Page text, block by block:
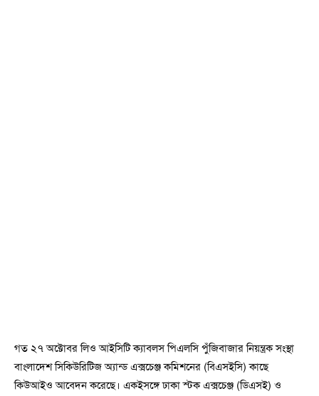
গত ২৭ অক্টোবর লিও আইসিটি ক্যাবলস পিএলসি পুঁজিবাজার নিয়ন্ত্রক সংস্থা
বাংলাদেশ সিকিউরিটিজ অ্যান্ড এক্সচেঞ্জ কমিশনের (বিএসইসি) কাছে
কিউআইও আবেদন করেছে। একইসঙ্গে ঢাকা স্টক এক্সচেঞ্জ (ডিএসই) ও